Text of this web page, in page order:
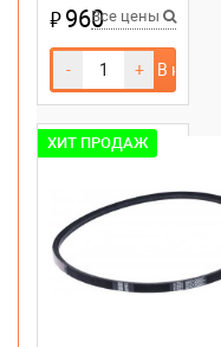
₽960Все цены
- + В
ХИТ ПРОДАЖ